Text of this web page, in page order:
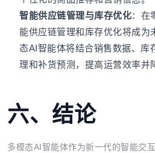
智能供应链管理与库存优化：在
能供应链管理和库存优化将成为
态AI智能体将结合销售数据、库
理和补货预测，提高运营效率并
六、结论
多模态AI智能体作为新一代的智能交